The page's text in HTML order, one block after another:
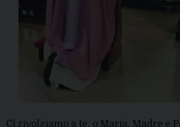
Ci rivolgiamo a te, o Maria, Madre e